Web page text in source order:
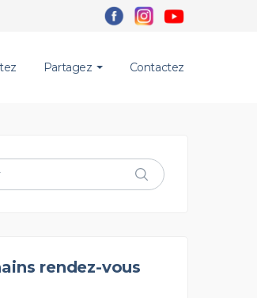
Partagez Contactez
rendez-vous